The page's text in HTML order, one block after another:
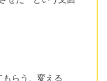
らう、変える